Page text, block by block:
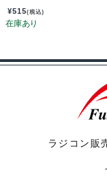
¥515(税込)
ラジコン販